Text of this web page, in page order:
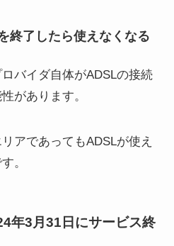
終了したら使えなくなる
バイダ自体がADSLの接続
があります。
アであってもADSLが使え
。
年3月31日にサービス終